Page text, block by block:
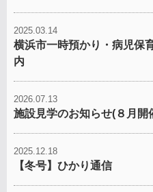
2025.03.14
横浜市一時預かり・病児保
内
2026.07.13
施設見学のお知らせ(８月開
2025.12.18
【冬号】ひかり通信